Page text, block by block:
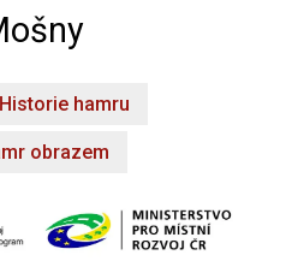
Historie hamru
obrazem